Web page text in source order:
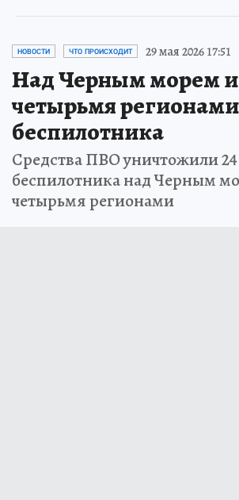
НОВОСТИ ЧТО ПРОИСХОДИТ 29 мая 2026 17:51
Над Черным морем и
четырьмя
беспилотника
Средства ПВО уничтожили 24
беспилотника над Черным
четырьмя регионами